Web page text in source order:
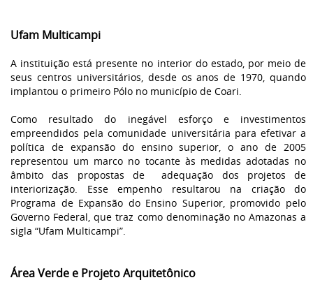
Ufam Multicampi
A instituição está presente no interior do estado, por meio de
seus centros universitários, desde os anos de 1970, quando
implantou o primeiro Pólo no município de Coari.
Como resultado do inegável esforço e investimentos
empreendidos pela comunidade universitária para efetivar a
política de expansão do ensino superior, o ano de 2005
representou um marco no tocante às medidas adotadas no
âmbito das propostas de adequação dos projetos de
interiorização. Esse empenho resultarou na criação do
Programa de Expansão do Ensino Superior, promovido pelo
Governo Federal, que traz como denominação no Amazonas a
sigla “Ufam Multicampi”.
Área Verde e Projeto Arquitetônico